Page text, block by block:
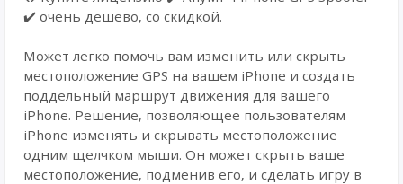
✔️ очень дешево, со скидкой.
Может легко помочь вам изменить или скрыть
местоположение GPS на вашем iPhone и создать
поддельный маршрут движения для вашего
iPhone. Решение, позволяющее пользователям
iPhone изменять и скрывать местоположение
одним щелчком мыши. Он может скрыть ваше
местоположение, подменив его, и сделать игру в